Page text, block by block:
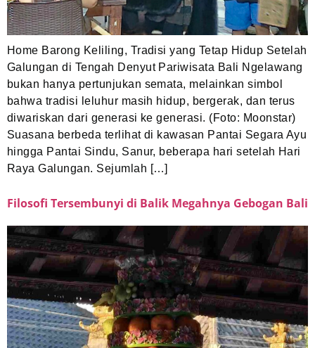
Home Barong Keliling, Tradisi yang Tetap Hidup Setelah
Galungan di Tengah Denyut Pariwisata Bali Ngelawang
bukan hanya pertunjukan semata, melainkan simbol
bahwa tradisi leluhur masih hidup, bergerak, dan terus
diwariskan dari generasi ke generasi. (Foto: Moonstar)
Suasana berbeda terlihat di kawasan Pantai Segara Ayu
hingga Pantai Sindu, Sanur, beberapa hari setelah Hari
Raya Galungan. Sejumlah […]
Filosofi Tersembunyi di Balik Megahnya Gebogan Bali